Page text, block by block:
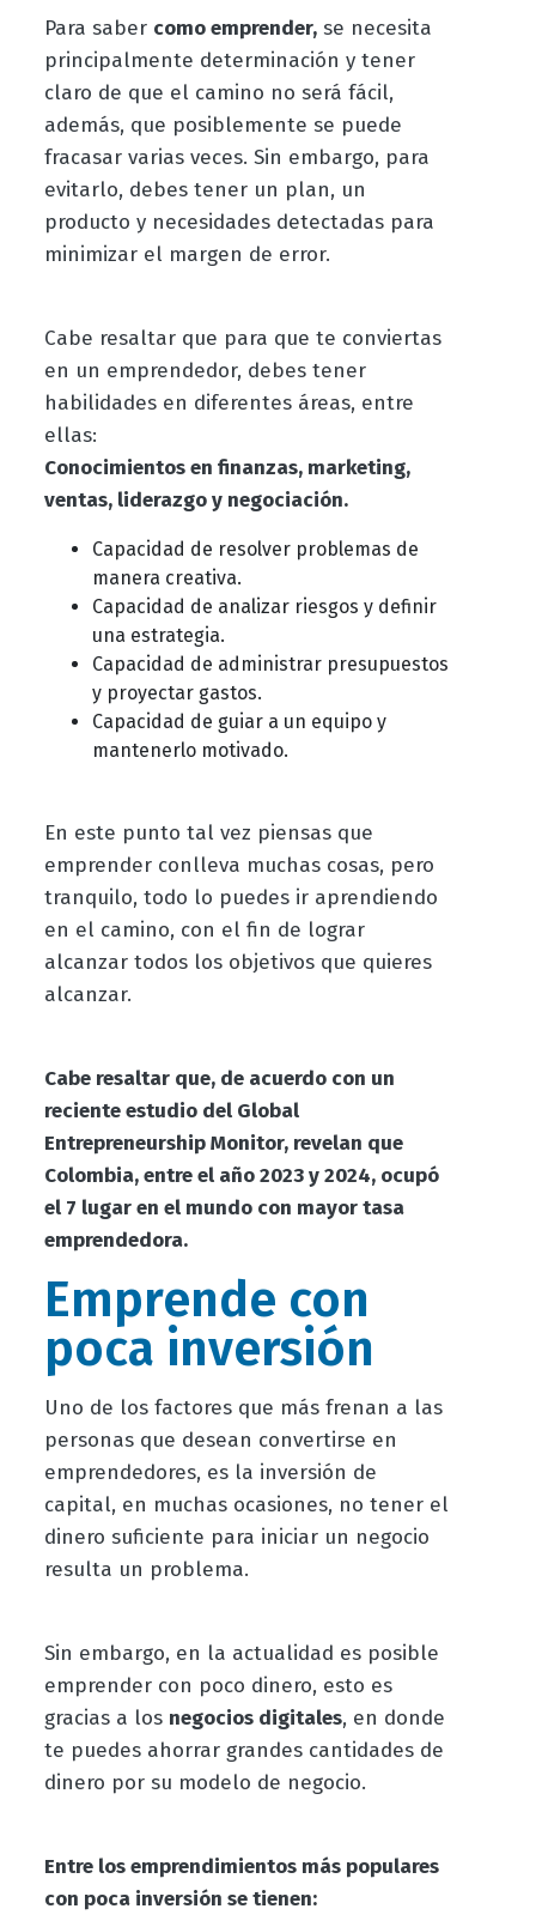
Para saber como emprender,se necesita
principalmente determinación y tener
claro de que el camino no será fácil,
además, que posiblemente se puede
fracasar varias veces. Sin embargo, para
evitarlo, debes tener un plan, un
producto y necesidades detectadas para
minimizar el margen de error.
Cabe resaltar que para que te conviertas
en un emprendedor, debes tener
habilidades en diferentes áreas, entre
ellas:
Conocimientos en finanzas, marketing,
ventas, liderazgo y negociación.
Capacidad de resolver problemas de
manera creativa.
Capacidad de analizar riesgos y definir
una estrategia.
Capacidad de administrar presupuestos
y proyectar gastos.
Capacidad de guiar a un equipo y
mantenerlo motivado.
En este punto tal vez piensas que
emprender conlleva muchas cosas, pero
tranquilo, todo lo puedes ir aprendiendo
en el camino, con el fin de lograr
alcanzar todos los objetivos que quieres
alcanzar.
Cabe resaltar que, de acuerdo con un
reciente estudio del Global
Entrepreneurship Monitor, revelan que
Colombia, entre el año 2023 y 2024, ocupó
el 7 lugar en el mundo con mayor tasa
emprendedora.
Emprende con
poca inversión
Uno de los factores que más frenan a las
personas que desean convertirse en
emprendedores, es la inversión de
capital, en muchas ocasiones, no tener el
dinero suficiente para iniciar un negocio
resulta un problema.
Sin embargo, en la actualidad es posible
emprender con poco dinero, esto es
gracias a los negocios digitales, en donde
te puedes ahorrar grandes cantidades de
dinero por su modelo de negocio.
Entre los emprendimientos más populares
con poca inversión se tienen: